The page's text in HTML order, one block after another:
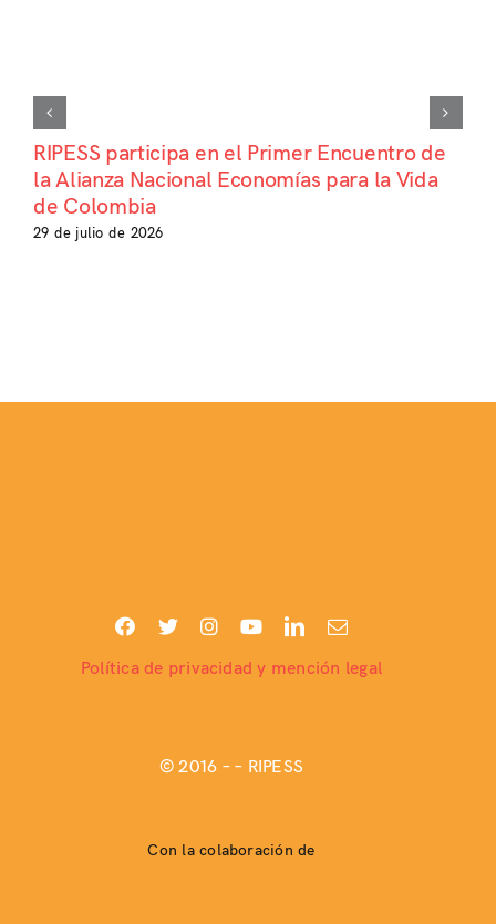
RIPESS participa en el Primer Encuentro de
la Alianza Nacional Economías para la Vida
de Colombia
29 de julio de 2026
Política de privacidad y mención legal
© 2016 –– RIPESS
Con la colaboración de